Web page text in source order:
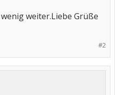
weiter.Liebe Grüße
#2